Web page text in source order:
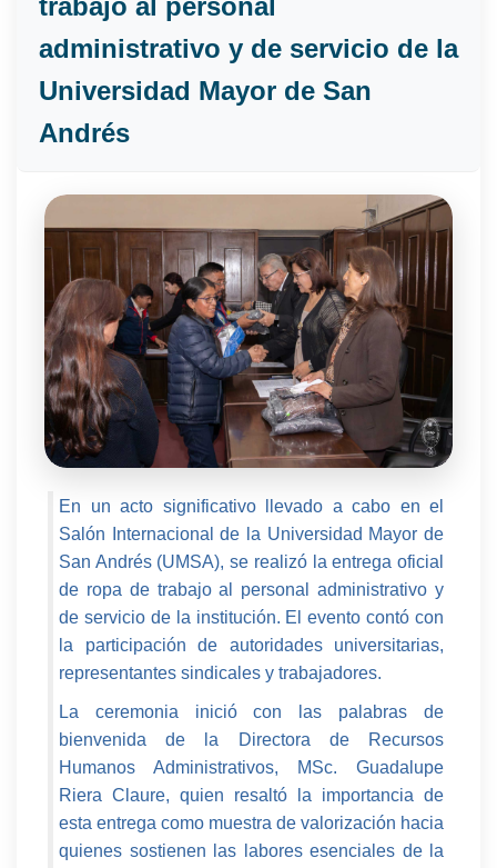
trabajo al personal
administrativo y de servicio de la
Universidad Mayor de San
Andrés
En un acto significativo llevado a cabo en el
Salón Internacional de la Universidad Mayor de
San Andrés (UMSA), se realizó la entrega oficial
de ropa de trabajo al personal administrativo y
de servicio de la institución. El evento contó con
la participación de autoridades universitarias,
representantes sindicales y trabajadores.
La ceremonia inició con las palabras de
bienvenida de la Directora de Recursos
Humanos Administrativos, MSc. Guadalupe
Riera Claure, quien resaltó la importancia de
esta entrega como muestra de valorización hacia
quienes sostienen las labores esenciales de la